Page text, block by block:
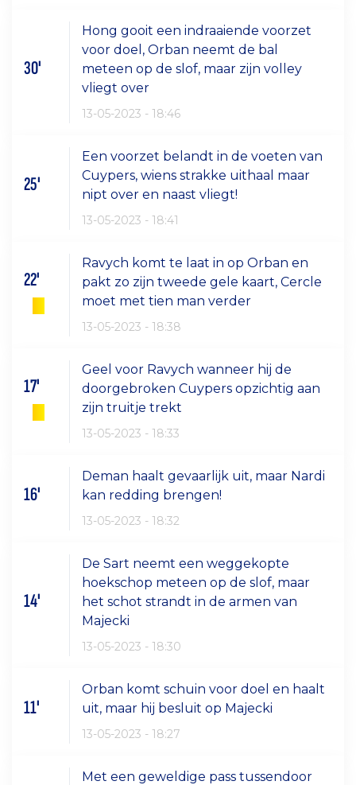
30'
Hong gooit een indraaiende voorzet
voor doel, Orban neemt de bal
meteen op de slof, maar zijn volley
vliegt over
13-05-2023 - 18:46
25'
Een voorzet belandt in de voeten van
Cuypers, wiens strakke uithaal maar
nipt over en naast vliegt!
13-05-2023 - 18:41
22'
Ravych komt te laat in op Orban en
pakt zo zijn tweede gele kaart, Cercle
moet met tien man verder
13-05-2023 - 18:38
17'
Geel voor Ravych wanneer hij de
doorgebroken Cuypers opzichtig aan
zijn truitje trekt
13-05-2023 - 18:33
16'
Deman haalt gevaarlijk uit, maar Nardi
kan redding brengen!
13-05-2023 - 18:32
14'
De Sart neemt een weggekopte
hoekschop meteen op de slof, maar
het schot strandt in de armen van
Majecki
13-05-2023 - 18:30
11'
Orban komt schuin voor doel en haalt
uit, maar hij besluit op Majecki
13-05-2023 - 18:27
Met een geweldige pass tussendoor